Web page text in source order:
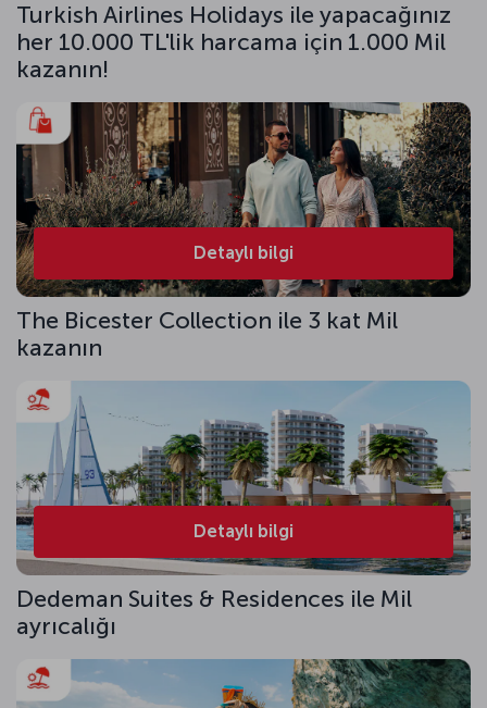
Turkish Airlines Holidays ile yapacağınız
her 10.000 TL'lik harcama için 1.000 Mil
kazanın!
Detaylı bilgi
The Bicester Collection ile 3 kat Mil
kazanın
Detaylı bilgi
Dedeman Suites & Residences ile Mil
ayrıcalığı